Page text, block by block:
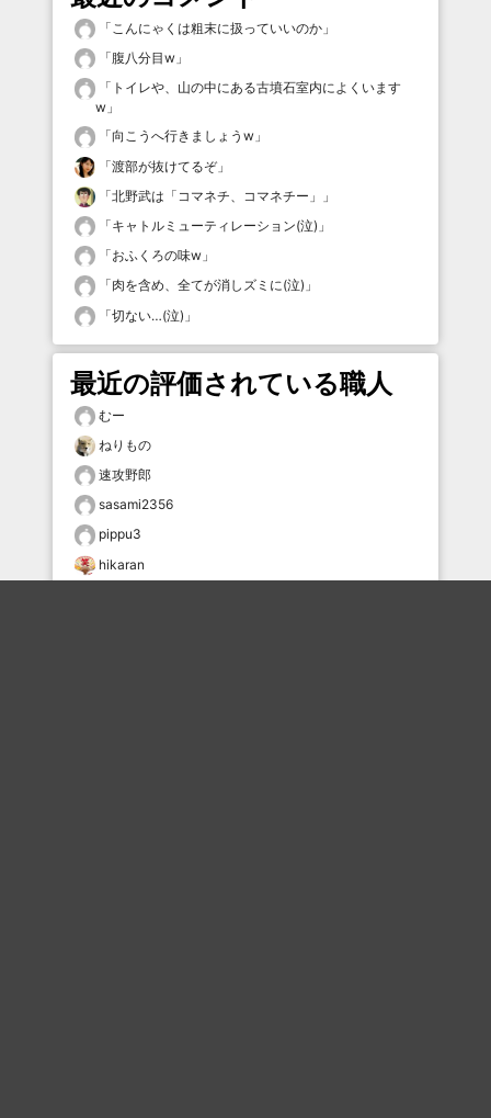
「こんにゃくは粗末に扱っていいのか 」
「腹八分目w 」
「 トイレや、山の中にある古墳石室内によくいます
w 」
「向こうへ行きましょうw 」
「渡部が抜けてるぞ」
「北野武は「コマネチ、コマネチー」
」
「キャトルミューティレーション(泣) 」
「おふくろの味w 」
「肉を含め、全てが消しズミに(泣) 」
「切ない…(泣) 」
最近の評価されている職人
むー
ねりもの
速攻野郎
sasami2356
pippu3
hikaran